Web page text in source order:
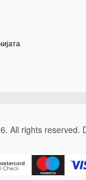
All rights reserved.